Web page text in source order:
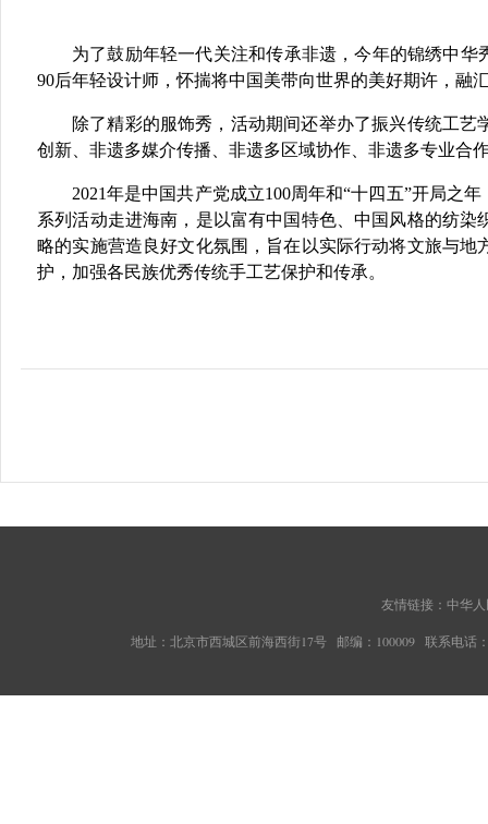
为了鼓励年轻一代关注和传承非遗，今年的锦绣中
90后年轻设计师，怀揣将中国美带向世界的美好期许，融
除了精彩的服饰秀，活动期间还举办了振兴传统工
创新、非遗多媒介传播、非遗多区域协作、非遗多专业合
2021年是中国共产党成立100周年和“十四五”开局
系列活动走进海南，是以富有中国特色、中国风格的纺
略的实施营造良好文化氛围，旨在以实际行动将文旅与
护，加强各民族优秀传统手工艺保护和传承。
友情链接： 中华
地址：北京市西城区前海西街17号 邮编：100009 联系电话